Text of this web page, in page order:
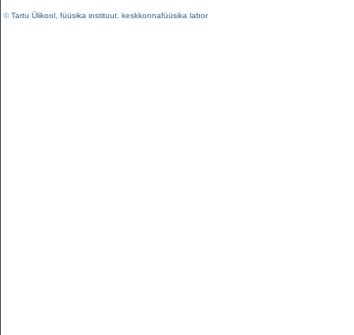
©Tartu Ülikool füüsika instituut keskkonnafüüsika labor